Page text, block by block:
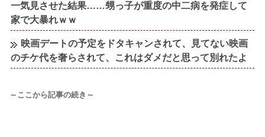
一気見させた結果……甥っ子が重度の中二病を発症して
家で大暴れｗｗ
映画デートの予定をドタキャンされて、見てない映画
のチケ代を奢らされて、これはダメだと思って別れたよ
～ここから記事の続き～